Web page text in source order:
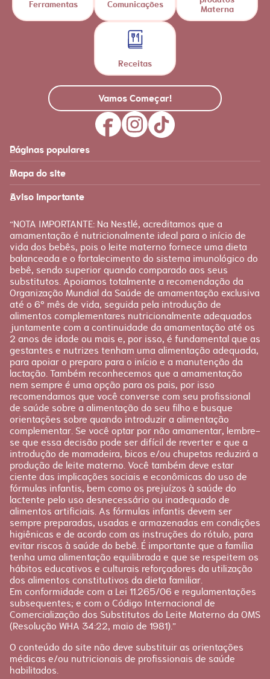
Ferramentas Comunicações Materna
Receitas
Vamos Começar!
Páginas populares
Feito para você Materna
FAQ
Fale conosco
Mapa do site
Produtos
Loja Nestlé FamilyNes
Produtos Materna
Recursos
Etapas
Gravidez
Planejamento
Pós-parto
Aviso importante
“NOTA IMPORTANTE: Na Nestlé, acreditamos que a
amamentação é nutricionalmente ideal para o início de
vida dos bebês, pois o leite materno fornece uma dieta
balanceada e o fortalecimento do sistema imunológico do
bebê, sendo superior quando comparado aos seus
substitutos. Apoiamos totalmente a recomendação da
Organização Mundial da Saúde de amamentação exclusiva
até o 6º mês de vida, seguida pela introdução de
alimentos complementares nutricionalmente adequados
juntamente com a continuidade da amamentação até os
2 anos de idade ou mais e, por isso, é fundamental que as
gestantes e nutrizes tenham uma alimentação adequada,
para apoiar o preparo para o início e a manutenção da
lactação. Também reconhecemos que a amamentação
nem sempre é uma opção para os pais, por isso
recomendamos que você converse com seu profissional
de saúde sobre a alimentação do seu filho e busque
orientações sobre quando introduzir a alimentação
complementar. Se você optar por não amamentar, lembre-
se que essa decisão pode ser difícil de reverter e que a
introdução de mamadeira, bicos e/ou chupetas reduzirá a
produção de leite materno. Você também deve estar
ciente das implicações sociais e econômicas do uso de
fórmulas infantis, bem como os prejuízos à saúde do
lactente pelo uso desnecessário ou inadequado de
alimentos artificiais. As fórmulas infantis devem ser
sempre preparadas, usadas e armazenadas em condições
higiênicas e de acordo com as instruções do rótulo, para
evitar riscos à saúde do bebê. É importante que a família
tenha uma alimentação equilibrada e que se respeitem os
hábitos educativos e culturais reforçadores da utilização
dos alimentos constitutivos da dieta familiar.
Em conformidade com a Lei 11.265/06 e regulamentações
subsequentes; e com o Código Internacional de
Comercialização dos Substitutos do Leite Materno da OMS
(Resolução WHA 34:22, maio de 1981).”
O conteúdo do site não deve substituir as orientações
médicas e/ou nutricionais de profissionais de saúde
habilitados.